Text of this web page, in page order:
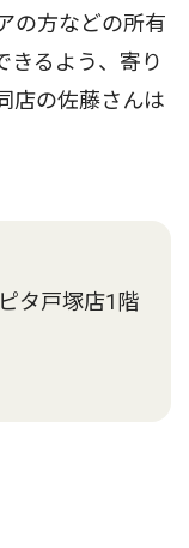
の方などの所有
きるよう、寄り
店の佐藤さんは
タ戸塚店1階